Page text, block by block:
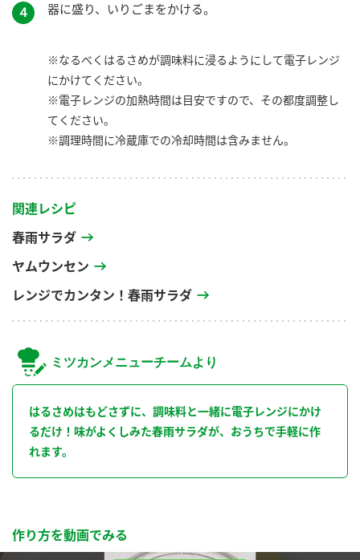
４ 器に盛り、いりごまをかける。
※なるべくはるさめが調味料に浸るようにして電子レンジ
にかけてください。
※電子レンジの加熱時間は目安ですので、その都度調整し
てください。
※調理時間に冷蔵庫での冷却時間は含みません。
関連レシピ
春雨サラダ
ヤムウンセン
レンジでカンタン！春雨サラダ
ミツカンメニューチームより
はるさめはもどさずに、調味料と一緒に電子レンジにかけ
るだけ！味がよくしみた春雨サラダが、おうちで手軽に作
れます。
作り方を動画でみる